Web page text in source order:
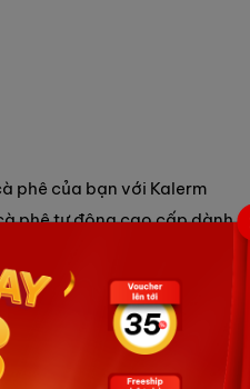
phê của bạn với Kalerm
phê tự động cao cấp dành
hàng và khách sạn. Kết hợp
thiết kế tinh tế, máy mang
có chất lượng ổn định một
chọn lý tưởng cho doanh
suất cao, độ tin cậy và trải